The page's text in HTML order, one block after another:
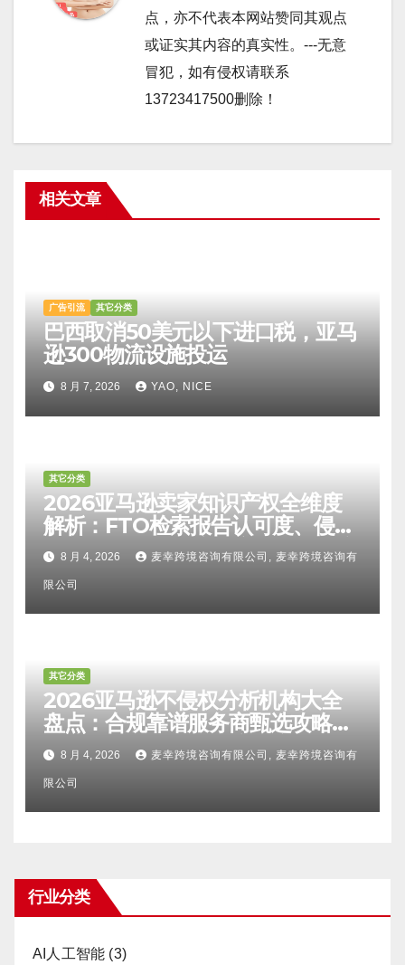
点，亦不代表本网站赞同其观点
或证实其内容的真实性。---无意
冒犯，如有侵权请联系
13723417500删除！
相关文章
广告引流 其它分类
巴西取消50美元以下进口税，亚马
逊300物流设施投运
8 月 7, 2026 YAO, NICE
其它分类
2026亚马逊卖家知识产权全维度
解析：FTO检索报告认可度、侵权
比对区别、TRO应诉方法及服务商
甄选避坑全攻略
8 月 4, 2026 麦幸跨境咨询有限公司, 麦幸跨境咨询有
限公司
其它分类
2026亚马逊不侵权分析机构大全
盘点：合规靠谱服务商甄选攻略、
避坑FAQ及标杆机构实力详解
8 月 4, 2026 麦幸跨境咨询有限公司, 麦幸跨境咨询有
限公司
行业分类
AI人工智能 (3)